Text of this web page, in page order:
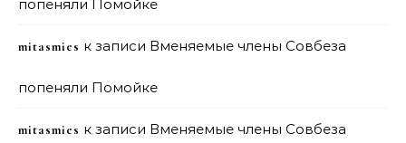
попеняли Помойке
mitasmies к записи Вменяемые члены Совбеза
попеняли Помойке
mitasmies к записи Вменяемые члены Совбеза